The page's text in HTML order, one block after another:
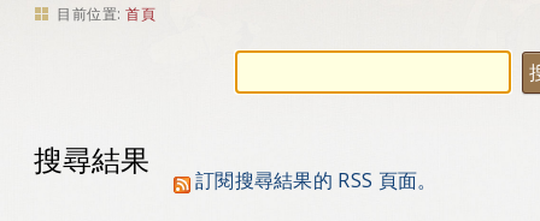
目前位置: 首頁
搜尋結果
訂閱搜尋結果的 RSS 頁面。